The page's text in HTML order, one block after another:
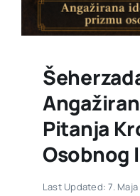
Pitanja
Osobnog
Last Updated: 7. Maja